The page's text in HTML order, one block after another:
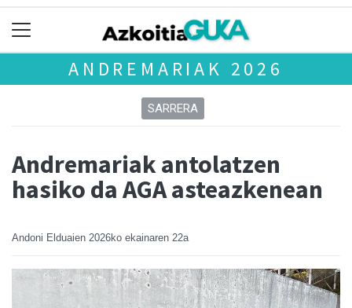
ANDREMARIAK 2026
SARRERA
Andremariak antolatzen
hasiko da AGA asteazkenean
Andoni Elduaien 2026ko ekainaren 22a